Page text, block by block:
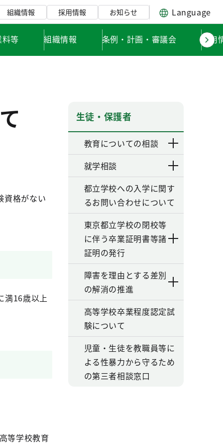
組織情報 採用情報 お知らせ Language
等 組織情報 条例・計画・審議会 採用
資格がない
満16歳以上
等学校教育
生徒・保護者
教育についての相談
就学相談
都立学校への入学に関す
るお問い合わせについて
東京都立学校の閉校等
に伴う卒業証明書等諸
証明の発行
障害を理由とする差別
の解消の推進
高等学校卒業程度認定試
験について
児童・生徒を教職員等に
よる性暴力から守るため
の第三者相談窓口